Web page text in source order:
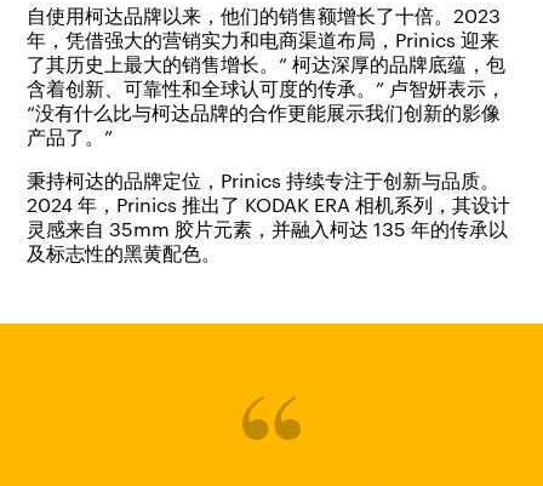
自使用柯达品牌以来，他们的销售额增长了十倍。2023
年，凭借强大的营销实力和电商渠道布局，Prinics 迎来
了其历史上最大的销售增长。“ 柯达深厚的品牌底蕴，包
含着创新、可靠性和全球认可度的传承。” 卢智妍表示，
“没有什么比与柯达品牌的合作更能展示我们创新的影像
产品了。”
秉持柯达的品牌定位，Prinics 持续专注于创新与品质。
2024 年，Prinics 推出了 KODAK ERA 相机系列，其设计
灵感来自 35mm 胶片元素，并融入柯达 135 年的传承以
及标志性的黑黄配色。